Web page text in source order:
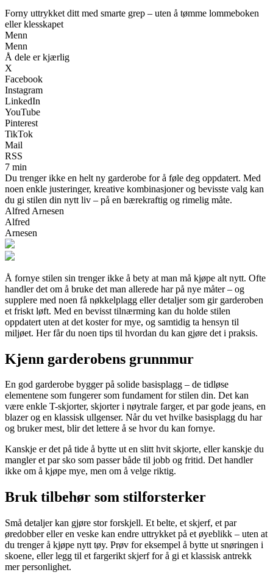
Forny uttrykket ditt med smarte grep – uten å tømme lommeboken
eller klesskapet
Menn
Menn
Å dele er kjærlig
X
Facebook
Instagram
LinkedIn
YouTube
Pinterest
TikTok
Mail
RSS
7 min
Du trenger ikke en helt ny garderobe for å føle deg oppdatert. Med
noen enkle justeringer, kreative kombinasjoner og bevisste valg kan
du gi stilen din nytt liv – på en bærekraftig og rimelig måte.
Alfred Arnesen
Alfred
Arnesen
Å fornye stilen sin trenger ikke å bety at man må kjøpe alt nytt. Ofte
handler det om å bruke det man allerede har på nye måter – og
supplere med noen få nøkkelplagg eller detaljer som gir garderoben
et friskt løft. Med en bevisst tilnærming kan du holde stilen
oppdatert uten at det koster for mye, og samtidig ta hensyn til
miljøet. Her får du noen tips til hvordan du kan gjøre det i praksis.
Kjenn garderobens grunnmur
En god garderobe bygger på solide basisplagg – de tidløse
elementene som fungerer som fundament for stilen din. Det kan
være enkle T-skjorter, skjorter i nøytrale farger, et par gode jeans, en
blazer og en klassisk ullgenser. Når du vet hvilke basisplagg du har
og bruker mest, blir det lettere å se hvor du kan fornye.
Kanskje er det på tide å bytte ut en slitt hvit skjorte, eller kanskje du
mangler et par sko som passer både til jobb og fritid. Det handler
ikke om å kjøpe mye, men om å velge riktig.
Bruk tilbehør som stilforsterker
Små detaljer kan gjøre stor forskjell. Et belte, et skjerf, et par
øredobber eller en veske kan endre uttrykket på et øyeblikk – uten at
du trenger å kjøpe nytt tøy. Prøv for eksempel å bytte ut snøringen i
skoene, eller legg til et fargerikt skjerf for å gi et klassisk antrekk
mer personlighet.